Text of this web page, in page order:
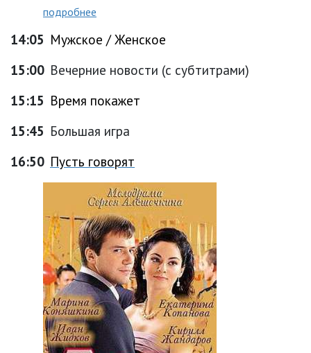
подробнее
14:05 Мужское / Женское
15:00 Вечерние новости (с субтитрами)
15:15 Время покажет
15:45 Большая игра
16:50 Пусть говорят